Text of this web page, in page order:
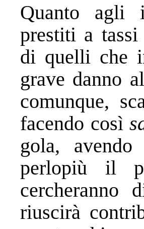
Quanto agli
prestiti a tassi
di quelli che
grave danno
comunque,
facendo così
gola,
perlopiù il
riuscirà